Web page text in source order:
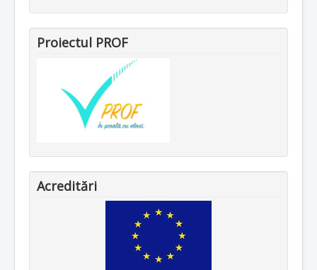
Proiectul PROF
Acreditări